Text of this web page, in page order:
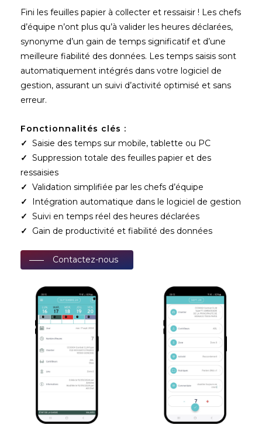
Fini les feuilles papier à collecter et ressaisir ! Les chefs
d’équipe n’ont plus qu’à valider les heures déclarées,
synonyme d’un gain de temps significatif et d’une
meilleure fiabilité des données. Les temps saisis sont
automatiquement intégrés dans votre logiciel de
gestion, assurant un suivi d’activité optimisé et sans
erreur.
Fonctionnalités clés :
✓ Saisie des temps sur mobile, tablette ou PC
✓ Suppression totale des feuilles papier et des
ressaisies
✓ Validation simplifiée par les chefs d’équipe
✓
Intégration automatique dans le logiciel de gestion
✓ Suivi en temps réel des heures déclarées
✓
Gain de productivité et fiabilité des données
Contactez-nous